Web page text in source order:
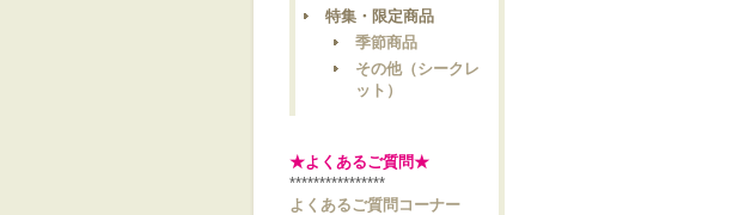
特集・限定商品
季節商品
その他（シークレ
ット）
★よくあるご質問★
****************
よくあるご質問コーナー